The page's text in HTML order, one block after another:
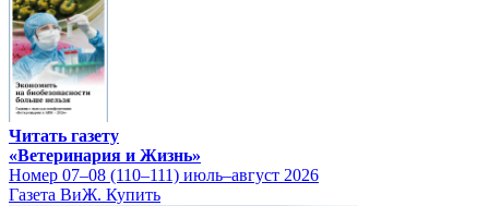
Читать газету
«Ветеринария и Жизнь»
Номер 07–08 (110–111) июль–август 2026
Газета ВиЖ. Купить